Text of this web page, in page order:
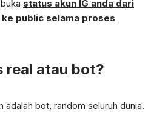
status akun IG anda dari
public selama proses
real atau bot?
adalah bot, random seluruh dunia.